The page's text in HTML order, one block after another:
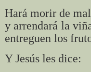
Hará morir de
y arrendará la
entreguen los
Y Jesús les dice: